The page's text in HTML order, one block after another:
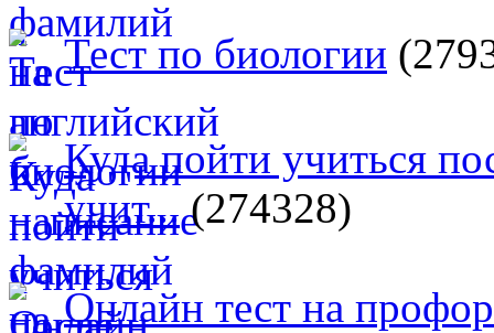
Тест по биологии
Куда пойти учиться
учит...(274328)
Онлайн тест на